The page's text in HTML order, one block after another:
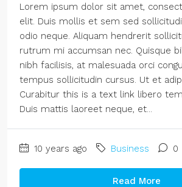
Lorem ipsum dolor sit amet,
elit. Duis mollis et sem sed
odio neque. Aliquam hendrerit
rutrum mi accumsan nec. Quisque
nibh facilisis, at malesuada orci
tempus sollicitudin cursus. Ut et
Curabitur this is a text link libero
Duis mattis laoreet neque, et...
10 years ago Business 0
Read More